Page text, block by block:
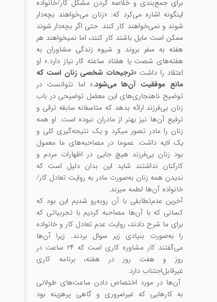
برای جمع‏‌بندی و خلاصه کردن مشکل کار/خانواده
این‏گونه اشاره می‌کرد که: «زنان می‏‌خواهند بچه‌‏دار
شوند و نمی‏‌خواهند کار کنند. حتی اگر بچه‏‌دار شوند
ممکن است مایل باشند کار کنند، اما نمی‏خواهند هر
هفته به سفر بروند و شیوه زندگی مشاوران به
هفته‌‏های شصت یا هفتاد ساعته کار نیاز دارد.» او
اعتقاد را داشت «ترجیحات شخصی زنان است که
مانع موفقیت آن‌ها می‏‌شود.» اما نتوانست در
توضیح ناهنجاری‏‌های این معضل توضیحی در باب
زنان بی‌‏فرزند ارائه بدهد که متاسفانه سابقه ترقی و
ترفیع آن‌ها نیز بهتر از مادران نبوده است. او همه
زنان را مادر تصور می‏کرد و یک نتیجه‏‌گیری کلی و
یک لایه داشت. عموما در مصاحبه‌های ما معمول
بود زنان بی‏‌فرزند هیچ جایی در اظهارات مردم و
کارکنان نداشتند شاید این بدان دلیل است که
ندیدن همه زنان به‌صورت مادر به روایت تعادل کار/
خانواده آن‌ها لطمه می‏زند.
آخرین عدم‌‏تطابقی با آن روبه‌رو شدیم این بود که
کسانی که با آن‌ها مصاحبه کردیم با تجربیاتی که
برای ما شرح دادند، روایت عدم تعادل کار و خانواده
را به‌صورت بنیادی زیر سوال ‏بردند. زیرا آن‌ها
می‏‌گفتند کار مشاوره کاری است که ۲۴ ساعت در
روز و هفت روز در هفته، برنامه کاری
غیر‌قابل‌اجتناب دارد.
آن‌ها در مورد اختصاص دادن ساعت‌‏های طولانی
به کارهایی که غیر‏‏‏ضروری و گاهی پرهزینه بود